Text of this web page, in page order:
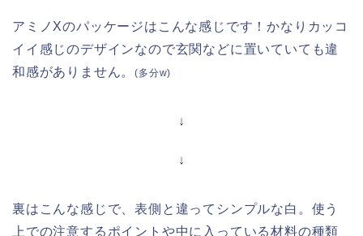
アミノXのパッケージはこんな感じです！かなりカッコ
イイ感じのデザインなので玄関などに置いていても違
和感がありません。(多分w)
↓
↓
裏はこんな感じで、表側と違ってシンプルな白。使う
上での注意するポイントや中に入っている材料の種類